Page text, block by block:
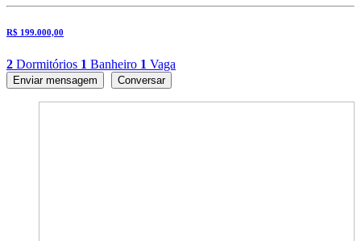
R$ 199.000,00
2 Dormitórios 1 Banheiro 1 Vaga
Enviar mensagem Conversar